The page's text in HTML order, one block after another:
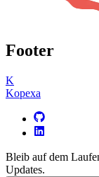
Footer
K
Kopexa
Bleib auf dem
Updates.